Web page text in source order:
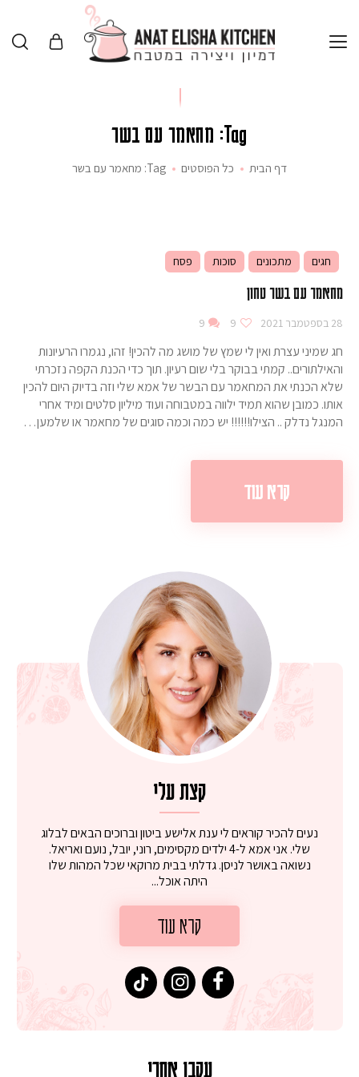
Tag: מחאמר עם בשר
דף הבית כל הפוסטים Tag: מחאמר עם בשר
חגים מתכונים סוכות פסח
מחאמר עם בשר טחון
28 בספטמבר 2021 9
9
חג שמיני עצרת ואין לי שמץ של מושג מה להכין! זהו, נגמרו הרעיונות
והאילתורים.. קמתי בבוקר בלי שום רעיון. תוך כדי הכנת הקפה נזכרתי
שלא הכנתי את המחאמר עם הבשר של אמא שלי וזה בדיוק היום להכין
אותו. כמובן שהוא תמיד ילווה במטבוחה ועוד מיליון סלטים ומיד אחרי
המנגל נדלק .. הצילו!!!!!! יש כמה וכמה סוגים של מחאמר או שלמען…
קרא עוד
קצת עלי
נעים להכיר קוראים לי ענת אלישע ביטון וברוכים הבאים לבלוג
שלי. אני אמא ל-4 ילדים מקסימים, רוני, יובל, נועם ואריאל.
נשואה באושר לניסן. גדלתי בבית מרוקאי שכל המהות שלו
היתה אוכל...
קרא עוד
עקבו אחרי